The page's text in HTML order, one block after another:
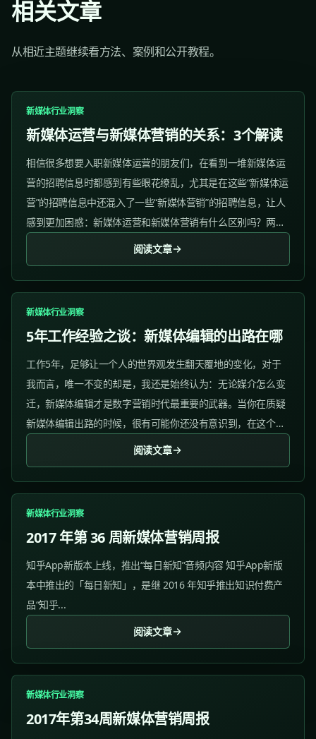
相关文章
从相近主题继续看方法、案例和公开教程。
新媒体行业洞察
新媒体运营与新媒体营销的关系：3个解读
相信很多想要入职新媒体运营的朋友们，在看到一堆新媒体运
营的招聘信息时都感到有些眼花缭乱，尤其是在这些“新媒体运
营”的招聘信息中还混入了一些“新媒体营销”的招聘信息，让人
感到更加困惑：新媒体运营和新媒体营销有什么区别吗？两者
的工作内容有什么区别吗？...
阅读文章
新媒体行业洞察
5年工作经验之谈：新媒体编辑的出路在哪
工作5年，足够让一个人的世界观发生翻天覆地的变化，对于
我而言，唯一不变的却是，我还是始终认为：无论媒介怎么变
迁，新媒体编辑才是数字营销时代最重要的武器。当你在质疑
新媒体编辑出路的时候，很有可能你还没有意识到，在这个
「内容为王」的营销时代，新媒体编辑到底距离内容有多
近。...
阅读文章
新媒体行业洞察
2017 年第 36 周新媒体营销周报
知乎App新版本上线，推出“每日新知”音频内容 知乎App新版
本中推出的「每日新知」，是继 2016 年知乎推出知识付费产
品“知乎...
阅读文章
新媒体行业洞察
2017年第34周新媒体营销周报